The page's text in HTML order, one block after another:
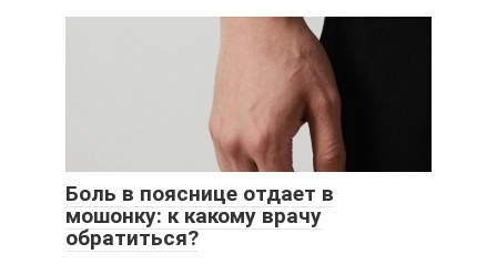
Боль в пояснице отдает в
мошонку: к какому врачу
обратиться?